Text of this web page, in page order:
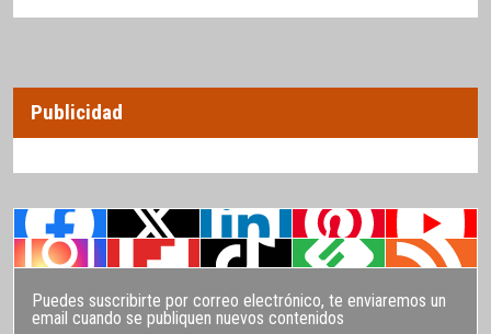
Publicidad
Puedes suscribirte por correo electrónico, te enviaremos un
email cuando se publiquen nuevos contenidos